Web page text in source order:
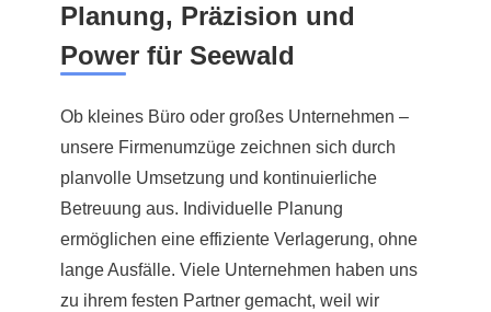
Planung, Präzision und
Power für Seewald
Ob kleines Büro oder großes Unternehmen –
unsere Firmenumzüge zeichnen sich durch
planvolle Umsetzung und kontinuierliche
Betreuung aus. Individuelle Planung
ermöglichen eine effiziente Verlagerung, ohne
lange Ausfälle. Viele Unternehmen haben uns
zu ihrem festen Partner gemacht, weil wir